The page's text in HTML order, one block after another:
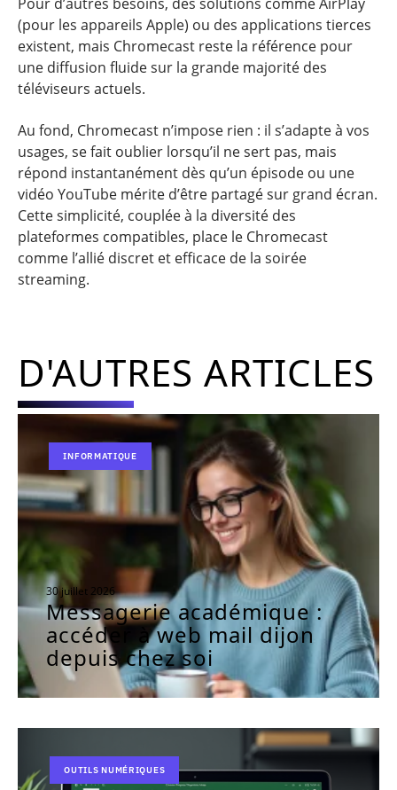
(pour les appareils Apple) ou des applications tierces
existent, mais Chromecast reste la référence pour
une diffusion fluide sur la grande majorité des
téléviseurs actuels.
Au fond, Chromecast n’impose rien : il s’adapte à vos
usages, se fait oublier lorsqu’il ne sert pas, mais
répond instantanément dès qu’un épisode ou une
vidéo YouTube mérite d’être partagé sur grand écran.
Cette simplicité, couplée à la diversité des
plateformes compatibles, place le Chromecast
comme l’allié discret et efficace de la soirée
streaming.
D'AUTRES ARTICLES
INFORMATIQUE
30 juillet 2026
Messagerie académique :
accéder à web mail dijon
depuis chez soi
OUTILS NUMÉRIQUES